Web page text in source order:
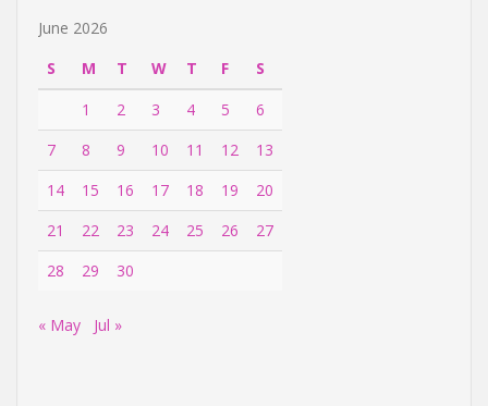
June 2026
S
M T W T F
S
1
2 3 4 5
6
7
8 9 10 11 12
13
14
15 16 17 18 19
20
21
22 23 24 25 26
27
28
29 30
« May Jul »